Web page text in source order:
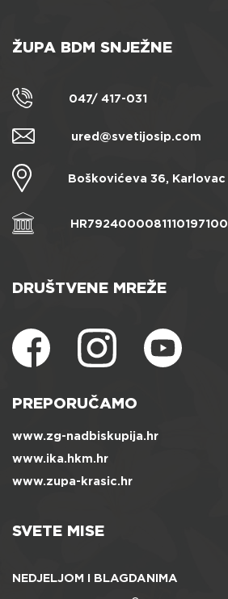
ŽUPA BDM SNJEŽNE
047/ 417-031
ured@svetijosip.com
Boškovićeva 36, Karlovac
HR7924000081110197100
DRUŠTVENE MREŽE
PREPORUČAMO
www.zg-nadbiskupija.hr
www.ika.hkm.hr
www.zupa-krasic.hr
SVETE MISE
NEDJELJOM I BLAGDANIMA